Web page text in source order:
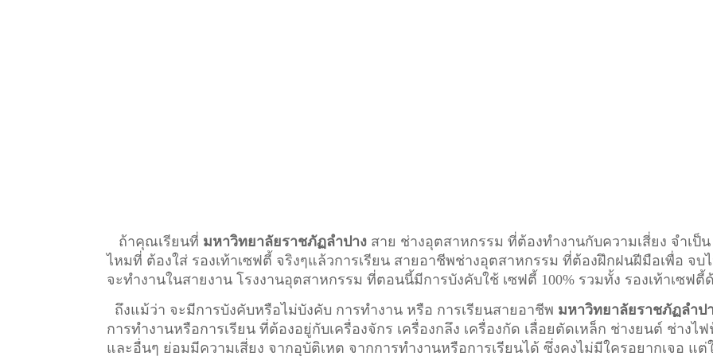
ถ้าคุณเรียนที่ มหาวิทยาลัยราชภัฏลำปาง สาย ช่างอุตสาหกรรม ที่ต้องทำงานกับความเสี่ยง จำเป็น
ไหมที่ ต้องใส่ รองเท้าเซฟตี้ จริงๆแล้วการเรียน สายอาชีพช่างอุตสาหกรรมที่ต้องฝึกฝนฝีมือเพื่อ จบ
จะทำงานในสายงาน โรงงานอุตสาหกรรม ที่ตอนนี้มีการบังคับใช้ เซฟตี้ 100% รวมทั้ง รองเท้าเซฟตี้
ถึงแม้ว่า จะมีการบังคับหรือไม่บังคับ การทำงาน หรือ การเรียนสายอาชีพ มหาวิทยาลัยราชภัฏลำป
การทำงานหรือการเรียน ที่ต้องอยู่กับเครื่องจักร เครื่องกลึง เครื่องกัด เลื่อยตัดเหล็ก ช่างยนต์ ช่างไฟ
และอื่นๆ ย่อมมีความเสี่ยง จากอุบัติเหต จากการทำงานหรือการเรียนได้ ซึ่งคงไม่มีใครอยากเจอ แต่